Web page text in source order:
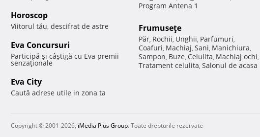
Horoscop
Viitorul tău, descifrat de astre
Eva Concursuri
Participă şi câştigă cu Eva premii
senzaţionale
Eva City
Caută adrese utile in zona ta
Program Antena 1
Frumuseţe
Păr, Rochii, Unghii, Parfumuri,
Coafuri, Machiaj, Sani, Manichiura,
Sampon, Buze, Celulita, Machiaj ochi,
Tratament celulita, Salonul de acasa
Copyright © 2001-2026, iMedia Plus Group. Toate drepturile rezervate